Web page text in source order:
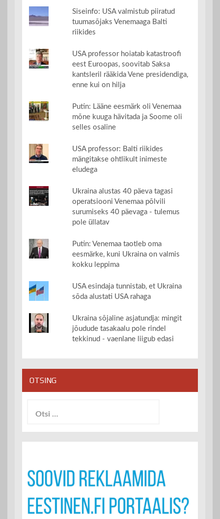
Siseinfo: USA valmistub piiratud
tuumasõjaks Venemaaga Balti
riikides
USA professor hoiatab katastroofi
eest Euroopas, soovitab Saksa
kantsleril rääkida Vene presidendiga,
enne kui on hilja
Putin: Lääne eesmärk oli Venemaa
mõne kuuga hävitada ja Soome oli
selles osaline
USA professor: Balti riikides
mängitakse ohtlikult inimeste
eludega
Ukraina alustas 40 päeva tagasi
operatsiooni Venemaa põlvili
surumiseks 40 päevaga - tulemus
pole üllatav
Putin: Venemaa taotleb oma
eesmärke, kuni Ukraina on valmis
kokku leppima
USA esindaja tunnistab, et Ukraina
sõda alustati USA rahaga
Ukraina sõjaline asjatundja: mingit
jõudude tasakaalu pole rindel
tekkinud - vaenlane liigub edasi
OTSING